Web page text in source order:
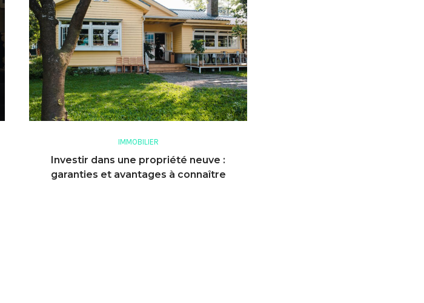
IMMOBILIER
Investir dans une propriété neuve :
garanties et avantages à connaître